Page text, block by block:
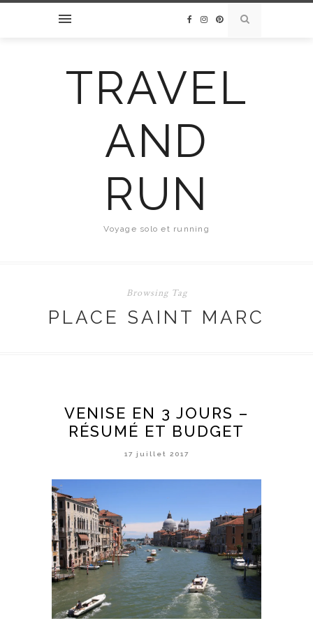
TRAVEL
AND
RUN
Voyage solo et running
Browsing Tag
PLACE SAINT MARC
VENISE EN 3 JOURS –
RÉSUMÉ ET BUDGET
17 juillet 2017